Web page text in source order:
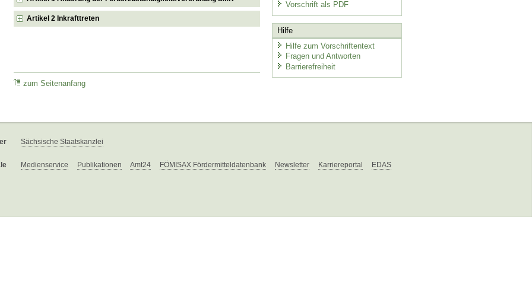
Artikel 2 Inkrafttreten
zum Seitenanfang
Vorschrift als PDF
Hilfe
Hilfe zum Vorschriftentext
Fragen und Antworten
Barrierefreiheit
Sächsische Staatskanzlei
Medienservice Publikationen Amt24 FÖMISAX Fördermitteldatenbank Newsletter Karriereportal EDAS